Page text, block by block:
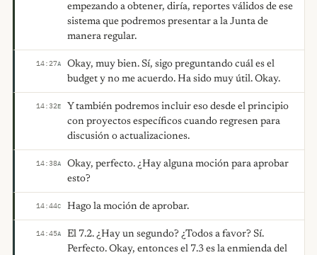
empezando a obtener, diría, reportes válidos de ese
sistema que podremos presentar a la Junta de
manera regular.
14:27A
Okay, muy bien. Sí, sigo preguntando cuál es el
budget y no me acuerdo. Ha sido muy útil. Okay.
14:32E
Y también podremos incluir eso desde el principio
con proyectos específicos cuando regresen para
discusión o actualizaciones.
14:38A
Okay, perfecto. ¿Hay alguna moción para aprobar
esto?
14:44C Hago la moción de aprobar.
14:45A
El 7.2. ¿Hay un segundo? ¿Todos a favor? Sí.
Perfecto. Okay, entonces el 7.3 es la enmienda del